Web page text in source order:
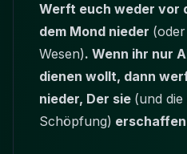
Werft euch weder vor
dem Mond nieder
Wesen). Wenn ihr nur
dienen wollt, dann
nieder, Der sie (und die
Schöpfung)